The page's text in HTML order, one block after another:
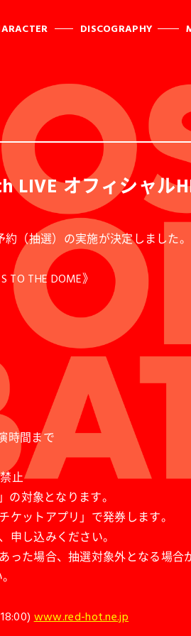
DISCOGRAPHY
オフィシャル
（抽選）の実施が決定しました。
THE DOME》
時間まで
止
対象となります。
ットアプリ」で発券します。
し込みください。
った場合、抽選対象外となる場合
www.red-hot.ne.jp